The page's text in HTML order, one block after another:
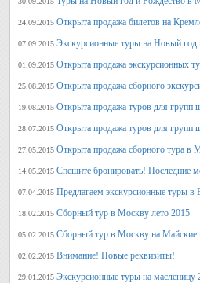
24.09.2015 Открыта продажа билетов на
07.09.2015 Экскурсионные туры на Новый год
01.09.2015 Открыта продажа экскурсионных
25.08.2015 Открыта продажа сборного
19.08.2015 Открыта продажа туров для групп
28.07.2015 Открыта продажа туров для групп
27.05.2015 Открыта продажа сборного тура в
14.05.2015 Спешите бронировать! Последние
07.04.2015 Предлагаем экскурсионные туры в
18.02.2015 Сборный тур в Москву лето 2015
05.02.2015 Сборный тур в Москву на Майские
02.02.2015 Внимание! Новые реквизиты!
29.01.2015 Экскурсионные туры на масленицу